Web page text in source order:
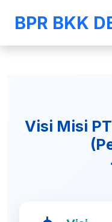
BPR BKK
Visi Misi